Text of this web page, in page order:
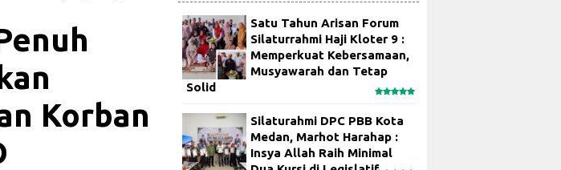
Korban
Satu Tahun Arisan Forum
Silaturrahmi Haji Kloter 9 :
Memperkuat Kebersamaan,
Musyawarah dan Tetap
Solid
Silaturahmi DPC PBB Kota
Medan, Marhot Harahap :
Insya Allah Raih Minimal